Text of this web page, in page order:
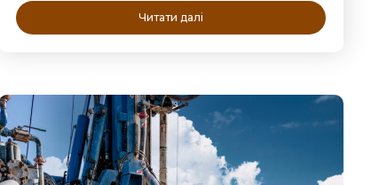
Читати далі